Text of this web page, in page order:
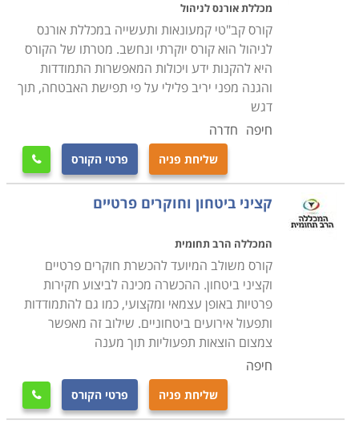
בשוטר לשעבר, בין שמדובר ביוצא יחידת מודיעין סודית, ובין
שמדובר באדם המבקש לעשות שינוי בחייו מתוך תחושה
שזהו התחום המתאים לו ביותר. במהלך הקורס תלמדו כיצד
לתפעל עבודה זו דורשת לימוד של שורה של אמצעי מעקב
טכנולוגיים כדוגמת מצלמות זעירות, מיקרופונים, אמצעי
איתור, עבודת אינטרנט, חיישני תנועה וכדומה. בנוסף
תלמדו כיצד פועלות המערכות הכלליות כדוגמת משטרה,
בנקים, ממשל, מוסדות ציבור וכדומה על מנת ליצור שיתופי
פעולה, ועל מנת לרכוש את הידע כיצד לשאוב ממערכות
אלה את המידע הנדרש לחוקר בעבודתו . במסגרת הקורס
נלמדים כל יסודות החקירה, לרבות הטכנולוגיה והפסיכולוגיה
שמאחורי המקצוע. במהלך הקורס, פרט ללימודי התיאוריה
מתבצעים מקרי חקירה לדוגמה בם נדרשים הסטודנטים
לבצע מעקב ולייצר מידע בעל ערך בסיטואציות מבוימות
.
מכללת אורנס לניהול
קורס קב"טי קמעונאות ותעשייה במכללת אורנס
לניהול הוא קורס יוקרתי ונחשב. מטרתו של הקורס
היא להקנות ידע ויכולות המאפשרות התמודדות
והגנה מפני יריב פלילי על פי תפישת האבטחה, תוך
דגש
חיפה חדרה
שליחת פניה פרטי הקורס 
קציני ביטחון וחוקרים פרטיים
המכללה הרב תחומית
קורס משולב המיועד להכשרת חוקרים פרטיים
וקציני ביטחון. ההכשרה מכינה לביצוע חקירות
פרטיות באופן עצמאי ומקצועי, כמו גם להתמודדות
ותפעול אירועים ביטחוניים. שילוב זה מאפשר
צמצום הוצאות תפעוליות תוך מענה
חיפה
שליחת פניה פרטי הקורס 